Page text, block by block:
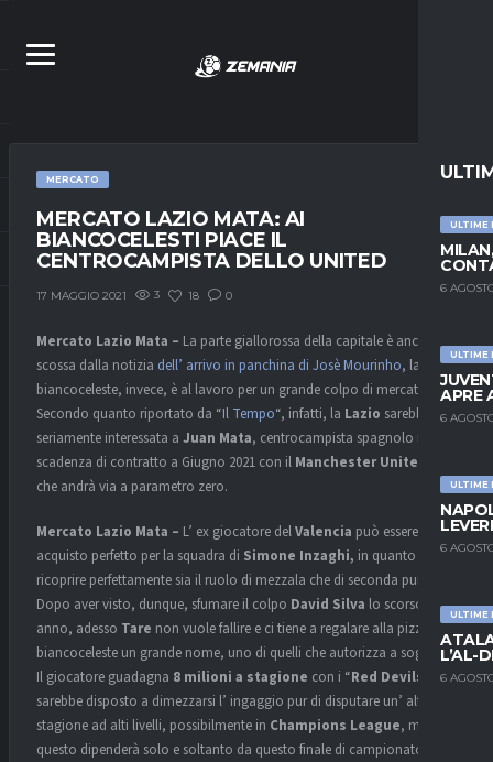
ULTIME
6
ULTIME
APRE
6
ULTIME
6
ULTIME
L’AL-
6
MERCATO
MERCATO LAZIO MATA: AI
BIANCOCELESTI PIACE IL
CENTROCAMPISTA DELLO UNITED
17 MAGGIO 2021 3 18 0
Mercato Lazio Mata – La parte giallorossa della capitale è ancora
scossa dalla notizia dell’ arrivo in panchina di Josè Mourinho, la parte
biancoceleste, invece, è al lavoro per un grande colpo di mercato.
Secondo quanto riportato da “Il Tempo“, infatti, la Lazio sarebbe
seriamente interessata a Juan Mata, centrocampista spagnolo in
scadenza di contratto a Giugno 2021 con il Manchester United
che andrà via a parametro zero.
Mercato Lazio Mata – L’ ex giocatore delValencia può essere l’
acquisto perfetto per la squadra di Simone Inzaghi, in quanto può
ricoprire perfettamente sia il ruolo di mezzala che di seconda punta.
Dopo aver visto, dunque, sfumare il colpo David Silva lo scorso
anno, adesso Tare non vuole fallire e ci tiene a regalare alla pizza
biancoceleste un grande nome, uno di quelli che autorizza a sognare.
Il giocatore guadagna 8 milioni a stagione con i “Red Devils
“, ma
sarebbe disposto a dimezzarsi l’ ingaggio pur di disputare un’ altra
stagione ad alti livelli, possibilmente in Champions League, ma
questo dipenderà solo e soltanto da questo finale di campionato della